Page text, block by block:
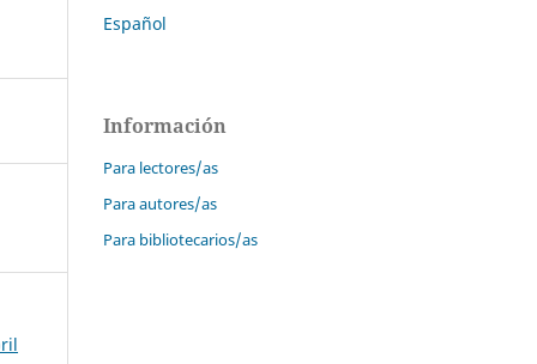
Español
Información
Para lectores/as
Para autores/as
Para bibliotecarios/as